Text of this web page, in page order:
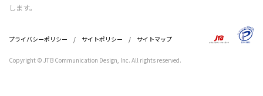
します。
プライバシーポリシー / サイトポリシー / サイトマップ
Copyright © JTB Communication Design, Inc. All rights reserved.